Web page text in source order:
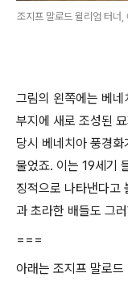
조지프 말로드 윌리엄 터너,
그림의 왼쪽에는 베
부지에 새로 조성된
당시 베네치아 풍경
물었죠. 이는 19세기
징적으로 나타낸다고
과 초라한 배들도 그
===
아래는 조지프 말로